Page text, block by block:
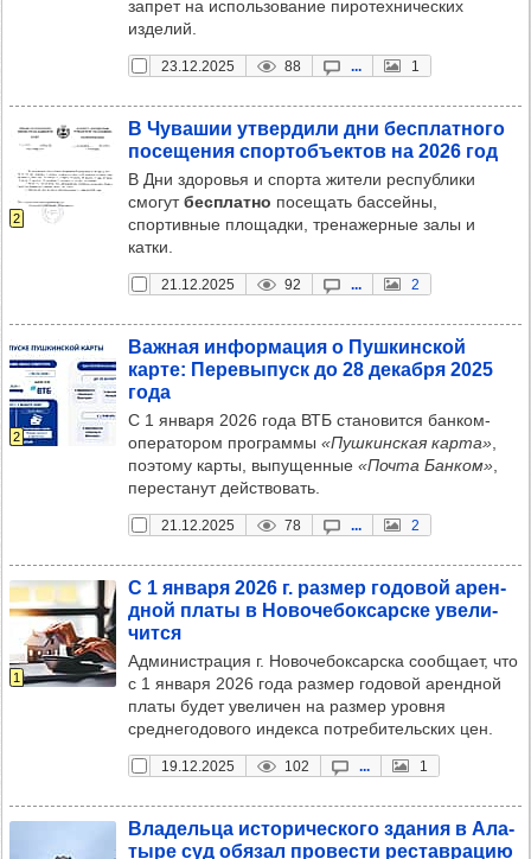
запрет на использование пиротехнических
изделий.
23.12.2025 88 ... 1
2
В Чува­шии утвер­дили дни бес­плат­ного
посе­ще­ния спор­тобъ­ек­тов на 2026 год
В Дни здоровья и спорта жители республики
смогутбесплатно посещать бассейны,
спортивные площадки, тренажерные залы и
катки.
21.12.2025 92 ... 2
2
Важ­ная инфор­ма­ция о Пуш­кин­ской
карте: Пере­вы­пуск до 28 декабря 2025
года
С 1 января 2026 года ВТБ становится банком-
оператором программы «Пушкинская карта»
поэтому карты, выпущенные «Почта Банком»
перестанут действовать.
21.12.2025 78 ... 2
1
С 1 января 2026 г. раз­мер годо­вой арен­
дной платы в Ново­че­бок­сар­ске уве­ли­
чится
Администрация г. Новочебоксарска сообщает, что
с 1 января 2026 года размер годовой арендной
платы будет увеличен на размер уровня
среднегодового индекса потребительских цен.
19.12.2025 102 ... 1
Вла­дельца исто­ри­чес­кого зда­ния в Ала­
тыре суд обя­зал про­вести рес­тав­ра­цию